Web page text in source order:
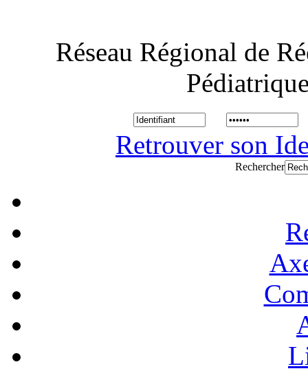
Réseau Régional de
Retrouver son
Rechercher